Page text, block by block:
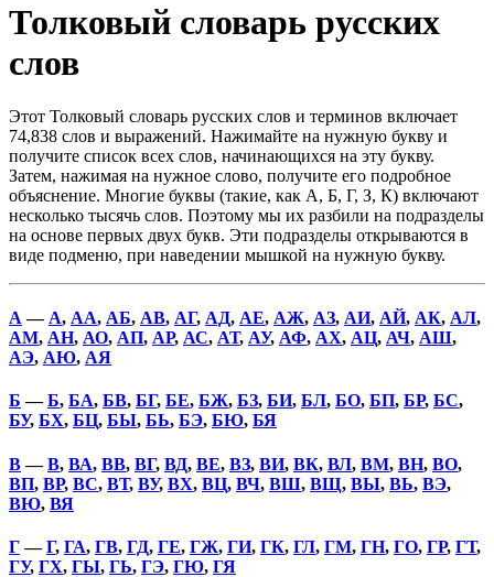
Толковый словарь русских
слов
Этот Толковый словарь русских слов и терминов включает
74,838 слов и выражений. Нажимайте на нужную букву и
получите список всех слов, начинающихся на эту букву.
Затем, нажимая на нужное слово, получите его подробное
объяснение. Многие буквы (такие, как А, Б, Г, З, К) включают
несколько тысячь слов. Поэтому мы их разбили на подразделы
на основе первых двух букв. Эти подразделы открываются в
виде подменю, при наведении мышкой на нужную букву.
А — А, АА, АБ, АВ, АГ, АД, АЕ, АЖ, АЗ, АИ, АЙ, АК, АЛ,
АМ, АН, АО, АП, АР, АС, АТ, АУ, АФ, АХ, АЦ, АЧ, АШ,
АЭ, АЮ, АЯ
Б —Б, БА, БВ, БГ, БЕ, БЖ, БЗ, БИ, БЛ, БО, БП, БР, БС,
БУ, БХ, БЦ, БЫ, БЬ, БЭ, БЮ, БЯ
В—В, ВА, ВВ, ВГ, ВД, ВЕ, ВЗ, ВИ, ВК, ВЛ, ВМ, ВН, ВО,
ВП, ВР, ВС, ВТ, ВУ, ВХ, ВЦ, ВЧ, ВШ, ВЩ, ВЫ, ВЬ, ВЭ,
ВЮ, ВЯ
Г—Г, ГА, ГВ, ГД, ГЕ, ГЖ, ГИ, ГК, ГЛ, ГМ, ГН, ГО, ГР, ГТ,
ГУ, ГХ, ГЫ, ГЬ, ГЭ, ГЮ, ГЯ